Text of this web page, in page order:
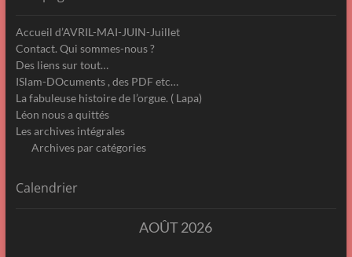
Accueil d’AVRIL-MAI-JUIN-Juillet
Contact. Qui sommes-nous ?
Des liens sur tout…
ISlam-DOcuments , des PDF etc…
La fabuleuse histoire de l’orgue. ( Lapa)
Léon nous a quittés
Les archives intégrales
Archives par catégories
Calendrier
AOÛT 2026